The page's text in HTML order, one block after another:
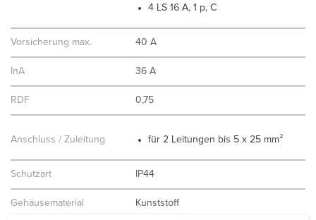
4 LS 16 A, 1 p, C
Vorsicherung max. 40 A
InA 36 A
RDF 0,75
Anschluss / Zuleitung für 2 Leitungen bis 5 x 25 mm²
Schutzart IP44
Gehäusematerial Kunststoff